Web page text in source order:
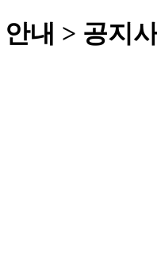
내 > 공지